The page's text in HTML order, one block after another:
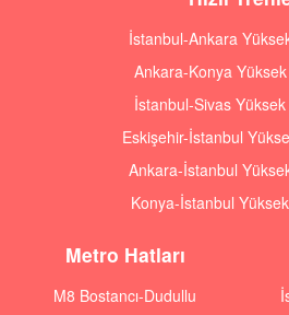
İstanbul-Ankara
Ankara-Konya Yüksek
İstanbul-Sivas Yüksek
Eskişehir-İstanbul
Ankara-İstanbul
Konya-İstanbul Yüksek
Metro Hatları
M8 Bostancı-Dudullu